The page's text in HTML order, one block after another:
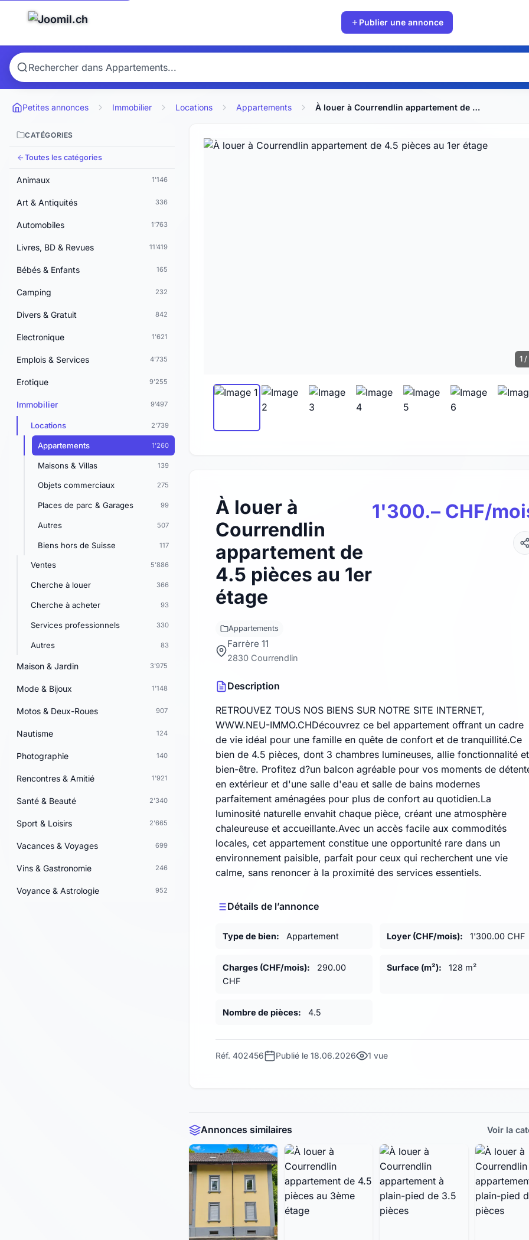
Publier une annonce
Petites annonces Immobilier Locations Appartements À louer à Courrendlin appartement de 4.5 pièces au 1er étage
CATÉGORIES
Toutes les catégories
Animaux 1'146
Art & Antiquités 336
Automobiles 1'763
Livres, BD & Revues 11'419
Bébés & Enfants 165
Camping 232
Divers & Gratuit 842
Electronique 1'621
Emplois & Services 4'735
Erotique 9'255
Immobilier 9'497
Locations 2'739
Appartements 1'260
Maisons & Villas 139
Objets commerciaux 275
Places de parc & Garages 99
Autres 507
Biens hors de Suisse 117
Ventes 5'886
Cherche à louer 366
Cherche à acheter 93
Services professionnels 330
Autres 83
Maison & Jardin 3'975
Mode & Bijoux 1'148
Motos & Deux-Roues 907
Nautisme 124
Photographie 140
Rencontres & Amitié 1'921
Santé & Beauté 2'340
Sport & Loisirs 2'665
Vacances & Voyages 699
Vins & Gastronomie 246
Voyance & Astrologie 952
1 /
À louer à
Courrendlin
appartement de
4.5 pièces au 1er
étage
1'300.– CHF/
Appartements
Farrère 11
2830 Courrendlin
Description
RETROUVEZ TOUS NOS BIENS SUR NOTRE SITE INTERNET,
WWW.NEU-IMMO.CHDécouvrez ce bel appartement offrant un cadre
de vie idéal pour une famille en quête de confort et de tranquillité.Ce
bien de 4.5 pièces, dont 3 chambres lumineuses, allie fonctionnalité et
bien-être. Profitez d?un balcon agréable pour vos moments de
en extérieur et d'une salle d'eau et salle de bains modernes
parfaitement aménagées pour plus de confort au quotidien.La
luminosité naturelle envahit chaque pièce, créant une atmosphère
chaleureuse et accueillante.Avec un accès facile aux commodités
locales, cet appartement constitue une opportunité rare dans un
environnement paisible, parfait pour ceux qui recherchent une vie
calme, sans renoncer à la proximité des services essentiels.
Détails de l’annonce
Type de bien: Appartement Loyer (CHF/mois): 1'300.00 CHF
Charges (CHF/mois):
290.00
CHF
Surface (m²): 128 m²
Nombre de pièces: 4.5
Réf. 402456 Publié le 18.06.2026 1 vue
Annonces similaires Voir la